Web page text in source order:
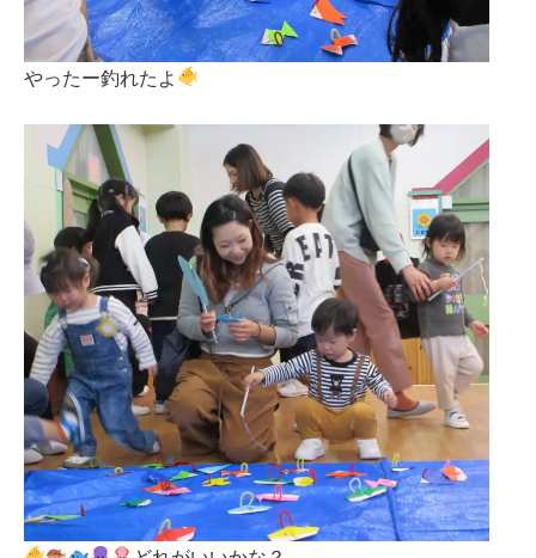
やったー釣れたよ